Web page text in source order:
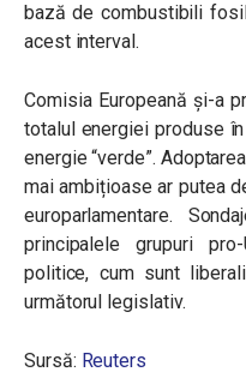
bază de combustibili
acest interval.
Comisia Europeană și-a
totalul energiei produse
energie “verde”.
mai ambițioase ar putea
europarlamentare.
principalele grupuri
politice, cum sunt
următorul legislativ.
Sursă: Reuters